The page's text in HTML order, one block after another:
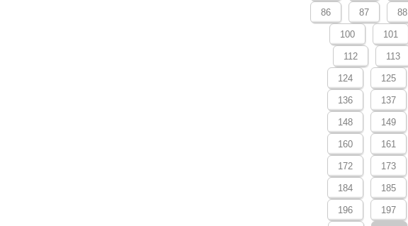
86 87 88
100 101
112 113
124 125
136 137
148 149
160 161
172 173
184 185
196 197